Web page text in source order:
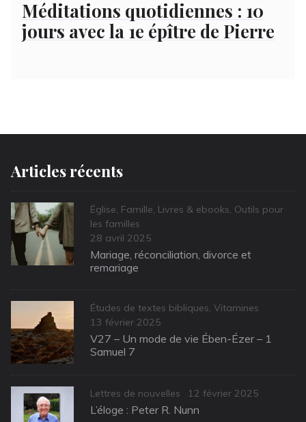
Méditations quotidiennes : 10
jours avec la 1e épître de Pierre
Articles récents
Categories
Église, Famille, Livres & ebooks, Outils pour
les familles
Posted
on
28 avril 2025
Mariage, réconciliation, divorce et
remariage
Categories
Études de textes bibliques, Vitamines
Posted
on
13 février 2025
V27 – Un mode de vie Ében-Ézer – 1
Samuel 7
Categories
Lettres de nouvelles
Posted
on
12 février 2025
L’éloge : Peter R. Nunn